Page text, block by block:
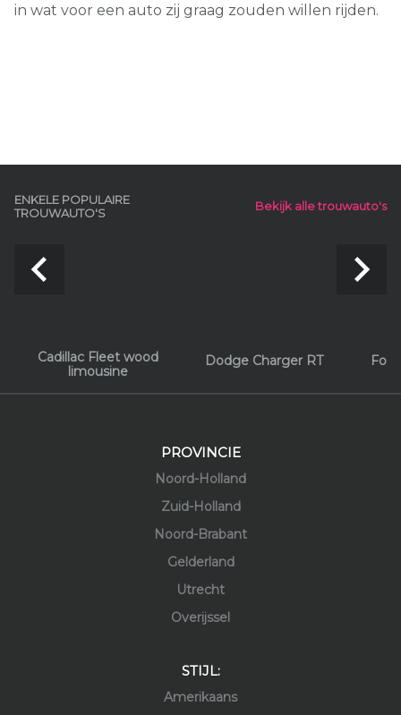
in wat voor een auto zij graag zouden willen rijden.
ENKELE POPULAIRE
TROUWAUTO'S
Bekijk alle trouwauto's
Cadillac Fleet wood
limousine
Dodge Charger RT
navigate_before navigate_next
PROVINCIE
Noord-Holland
Zuid-Holland
Noord-Brabant
Gelderland
Utrecht
Overijssel
STIJL:
Amerikaans